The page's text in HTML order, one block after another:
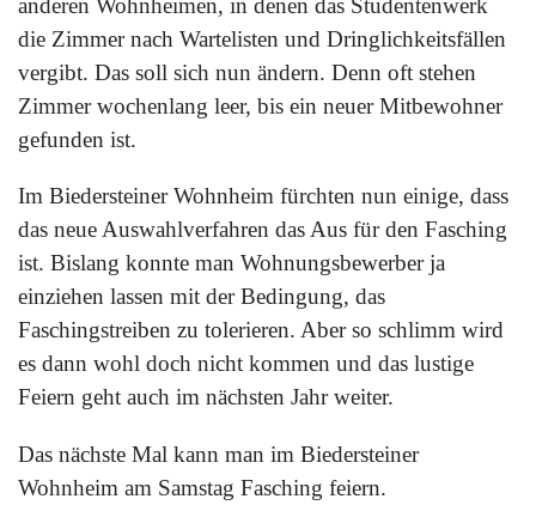
anderen Wohnheimen, in denen das Studentenwerk
die Zimmer nach Wartelisten und Dringlichkeitsfällen
vergibt. Das soll sich nun ändern. Denn oft stehen
Zimmer wochenlang leer, bis ein neuer Mitbewohner
gefunden ist.
Im Biedersteiner Wohnheim fürchten nun einige, dass
das neue Auswahlverfahren das Aus für den Fasching
ist. Bislang konnte man Wohnungsbewerber ja
einziehen lassen mit der Bedingung, das
Faschingstreiben zu tolerieren. Aber so schlimm wird
es dann wohl doch nicht kommen und das lustige
Feiern geht auch im nächsten Jahr weiter.
Das nächste Mal kann man im Biedersteiner
Wohnheim am Samstag Fasching feiern.